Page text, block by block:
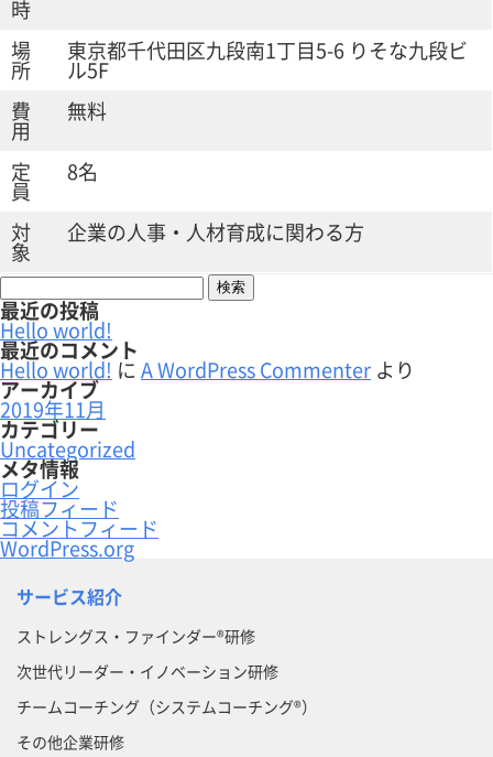
時
場
所
東京都千代田区九段南1丁目5-6 りそな九段ビ
ル5F
費
用
無料
定
員
8名
対
象
企業の人事・人材育成に関わる方
検
索:
最近の投稿
Hello world!
最近のコメント
Hello world! に A WordPress Commenter より
アーカイブ
2019年11月
カテゴリー
Uncategorized
メタ情報
ログイン
投稿フィード
コメントフィード
WordPress.org
サービス紹介
ストレングス・ファインダー®研修
次世代リーダー・イノベーション研修
チームコーチング（システムコーチング®）
その他企業研修